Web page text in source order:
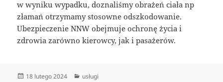
w wyniku wypadku, doznaliśmy obrażeń ciała np
złamań otrzymamy stosowne odszkodowanie.
Ubezpieczenie NNW obejmuje ochronę życia i
zdrowia zarówno kierowcy, jak i pasażerów.
Data
18 lutego 2024 Kategorie
usługi